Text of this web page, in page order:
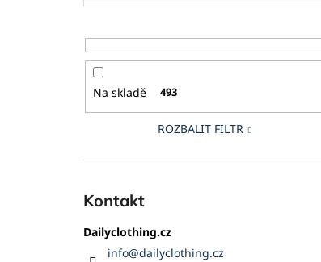
Na skladě 493
ROZBALIT FILTR
Kontakt
Dailyclothing.cz
info@dailyclothing.cz